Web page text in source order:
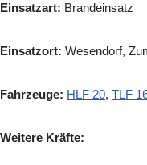
Einsatzart: Brandeinsatz
Einsatzort: Wesendorf,
Fahrzeuge: HLF 20, TLF
Weitere Kräfte: